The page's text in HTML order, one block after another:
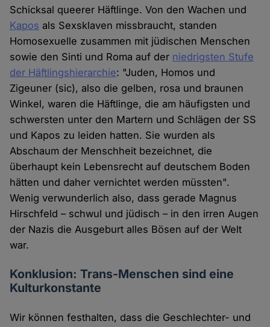
Schicksal queerer Häftlinge. Von den Wachen und
Kapos als Sexsklaven missbraucht, standen
Homosexuelle zusammen mit jüdischen Menschen
sowie den Sinti und Roma auf der niedrigsten Stufe
der Häftlingshierarchie: "Juden, Homos und
Zigeuner (sic), also die gelben, rosa und braunen
Winkel, waren die Häftlinge, die am häufigsten und
schwersten unter den Martern und Schlägen der SS
und Kapos zu leiden hatten. Sie wurden als
Abschaum der Menschheit bezeichnet, die
überhaupt kein Lebensrecht auf deutschem Boden
hätten und daher vernichtet werden müssten".
Wenig verwunderlich also, dass gerade Magnus
Hirschfeld – schwul und jüdisch – in den irren Augen
der Nazis die Ausgeburt alles Bösen auf der Welt
war.
Konklusion: Trans-Menschen sind eine
Kulturkonstante
Wir können festhalten, dass die Geschlechter- und
Cookies